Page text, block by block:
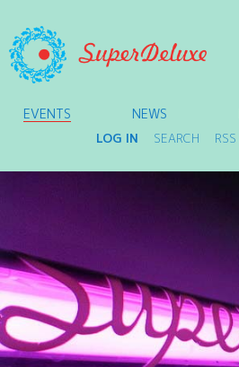
EVENTS NEWS
LOG IN SEARCH RSS